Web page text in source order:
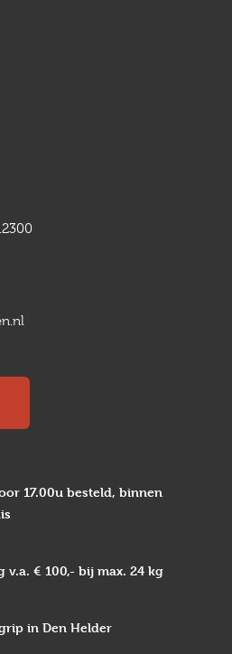
17.00u besteld, binnen
v.a. € 100,- bij max. 24 kg
in Den Helder